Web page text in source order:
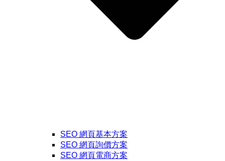
SEO 網頁基本方案
SEO 網頁詢價方案
SEO 網頁電商方案